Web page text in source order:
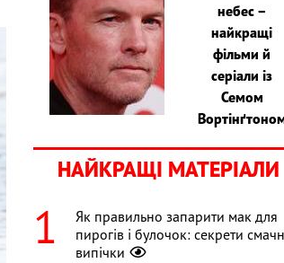
небес –
найкращі
фільми й
серіали із
Семом
НАЙКРАЩІ МАТЕРІАЛИ
Як правильно запарити мак для
пирогів і булочок: секрети
випічки